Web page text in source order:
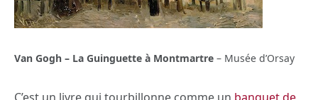
Van Gogh – La Guinguette à Montmartre – Musée d’Orsay